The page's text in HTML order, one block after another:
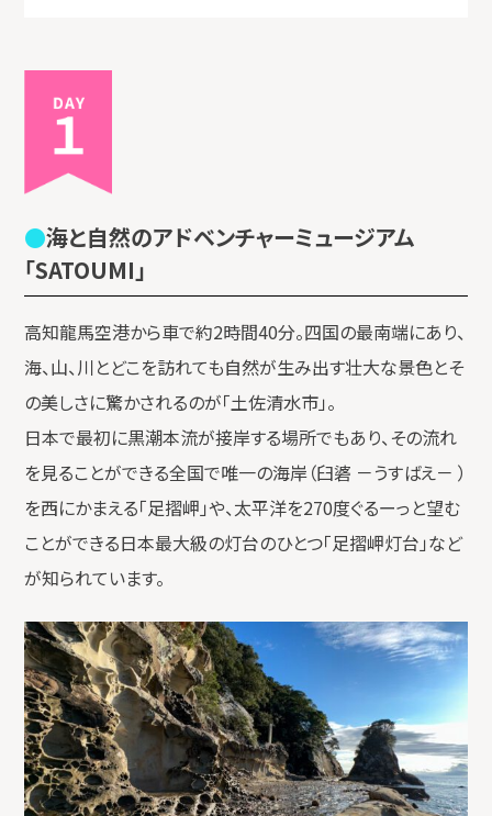
海と自然のアドベンチャーミュージアム
「SATOUMI」
高知龍馬空港から車で約2時間40分。四国の最南端にあり、
海、山、川とどこを訪れても自然が生み出す壮大な景色とそ
の美しさに驚かされるのが「土佐清水市」。
日本で最初に黒潮本流が接岸する場所でもあり、その流れ
を見ることができる全国で唯一の海岸（臼碆 －うすばえ－ ）
を西にかまえる「足摺岬」や、太平洋を270度ぐるーっと望む
ことができる日本最大級の灯台のひとつ「足摺岬灯台」など
が知られています。